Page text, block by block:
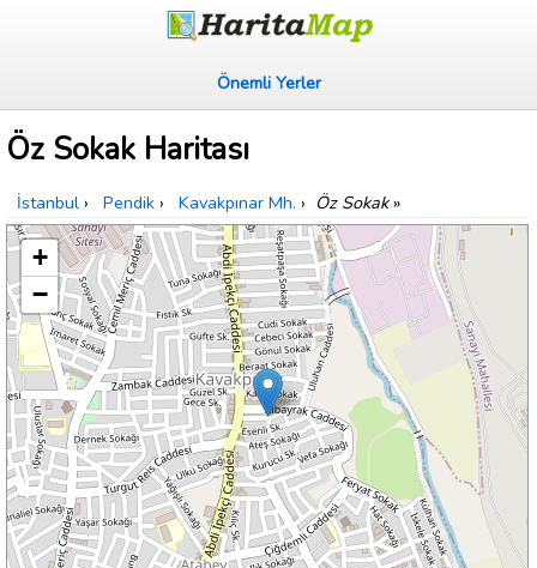
Önemli Yerler
Öz Sokak Haritası
İstanbul › Pendik › Kavakpınar Mh. › Öz Sokak»
+
−